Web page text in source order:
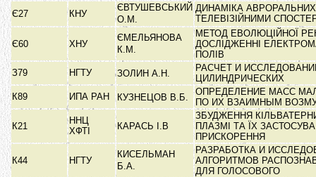
Є27
КНУ
ЄВТУШЕВСЬКИЙ
О.М.
ДИНАМІКА
ТЕЛЕВІЗІЙНИМИ
Є60 ХНУ
ЄМЕЛЬЯНОВА
К.М.
МЕТОД ЕВОЛЮЦІЙНОЇ
ДОСЛІДЖЕННІ
ПОЛІВ
З79
НГТУ ЗОЛИН А.Н.
РАСЧЕТ И
ЦИЛИНДРИЧЕСКИХ
К89
ИПА РАН КУЗНЕЦОВ В.Б.
ОПРЕДЕЛЕНИЕ МАСС
ПО ИХ ВЗАИМНЫМ
К21
ННЦ
ХФТІ
КАРАСЬ І.В
ЗБУДЖЕННЯ
ПЛАЗМІ ТА ЇХ
ПРИСКОРЕННЯ
К44 НГТУ
КИСЕЛЬМАН
Б.А.
РАЗРАБОТКА И
АЛГОРИТМОВ
ДЛЯ ГОЛОСОВОГО